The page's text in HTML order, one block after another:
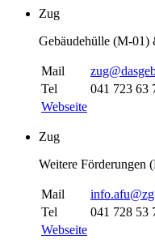
Zug
Gebäudehülle (M-01)
Mail
Tel
041 723 63
Webseite
Zug
Weitere Förderungen
Mail
Tel
041 728 53
Webseite